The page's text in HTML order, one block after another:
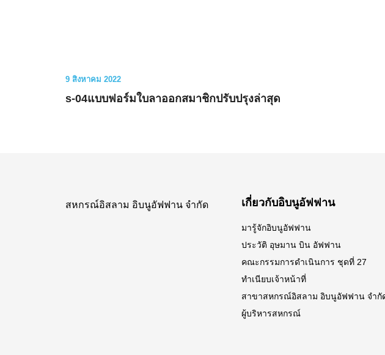
s-04แบบฟอร์มใบลาออกสมาชิกปรับปรุงล่าสุด
9 สิงหาคม 2022
สหกรณ์อิสลาม อิบนูอัฟฟาน จำกัด เกี่ยวกับอิบนูอัฟฟาน
มารู้จักอิบนูอัฟฟาน
ประวัติ อุษมาน บิน อัฟฟาน
คณะกรรมการดำเนินการ ชุดที่ 27
ทำเนียบเจ้าหน้าที่
สาขาสหกรณ์อิสลาม อิบนูอัฟฟาน จำกั
ผู้บริหารสหกรณ์